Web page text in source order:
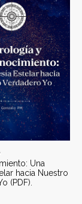
Una
hacia Nuestro
(PDF).